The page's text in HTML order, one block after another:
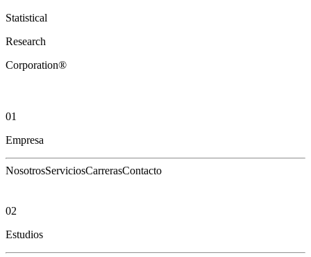
Statistical
Research
Corporation®
01
Empresa
NosotrosServiciosCarrerasContacto
02
Estudios